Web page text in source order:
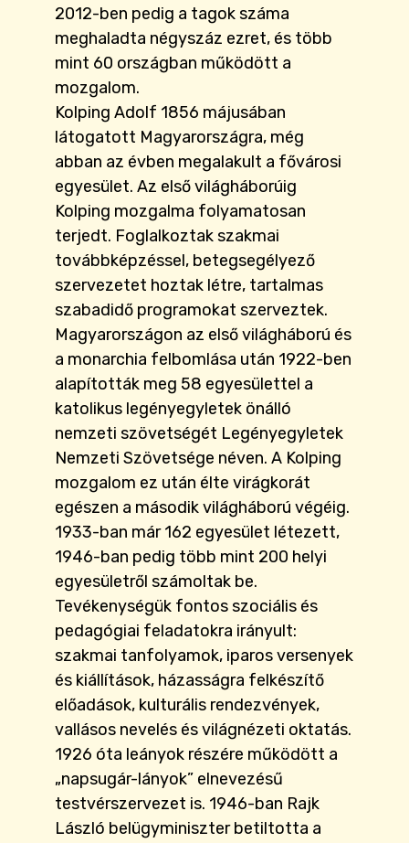
2012-ben pedig a tagok száma
meghaladta négyszáz ezret, és több
mint 60 országban működött a
mozgalom.
Kolping Adolf 1856 májusában
látogatott Magyarországra, még
abban az évben megalakult a fővárosi
egyesület. Az első világháborúig
Kolping mozgalma folyamatosan
terjedt. Foglalkoztak szakmai
továbbképzéssel, betegsegélyező
szervezetet hoztak létre, tartalmas
szabadidő programokat szerveztek.
Magyarországon az első világháború és
a monarchia felbomlása után 1922-ben
alapították meg 58 egyesülettel a
katolikus legényegyletek önálló
nemzeti szövetségét Legényegyletek
Nemzeti Szövetsége néven. A Kolping
mozgalom ez után élte virágkorát
egészen a második világháború végéig.
1933-ban már 162 egyesület létezett,
1946-ban pedig több mint 200 helyi
egyesületről számoltak be.
Tevékenységük fontos szociális és
pedagógiai feladatokra irányult:
szakmai tanfolyamok, iparos versenyek
és kiállítások, házasságra felkészítő
előadások, kulturális rendezvények,
vallásos nevelés és világnézeti oktatás.
1926 óta leányok részére működött a
„napsugár-lányok” elnevezésű
testvérszervezet is. 1946-ban Rajk
László belügyminiszter betiltotta a